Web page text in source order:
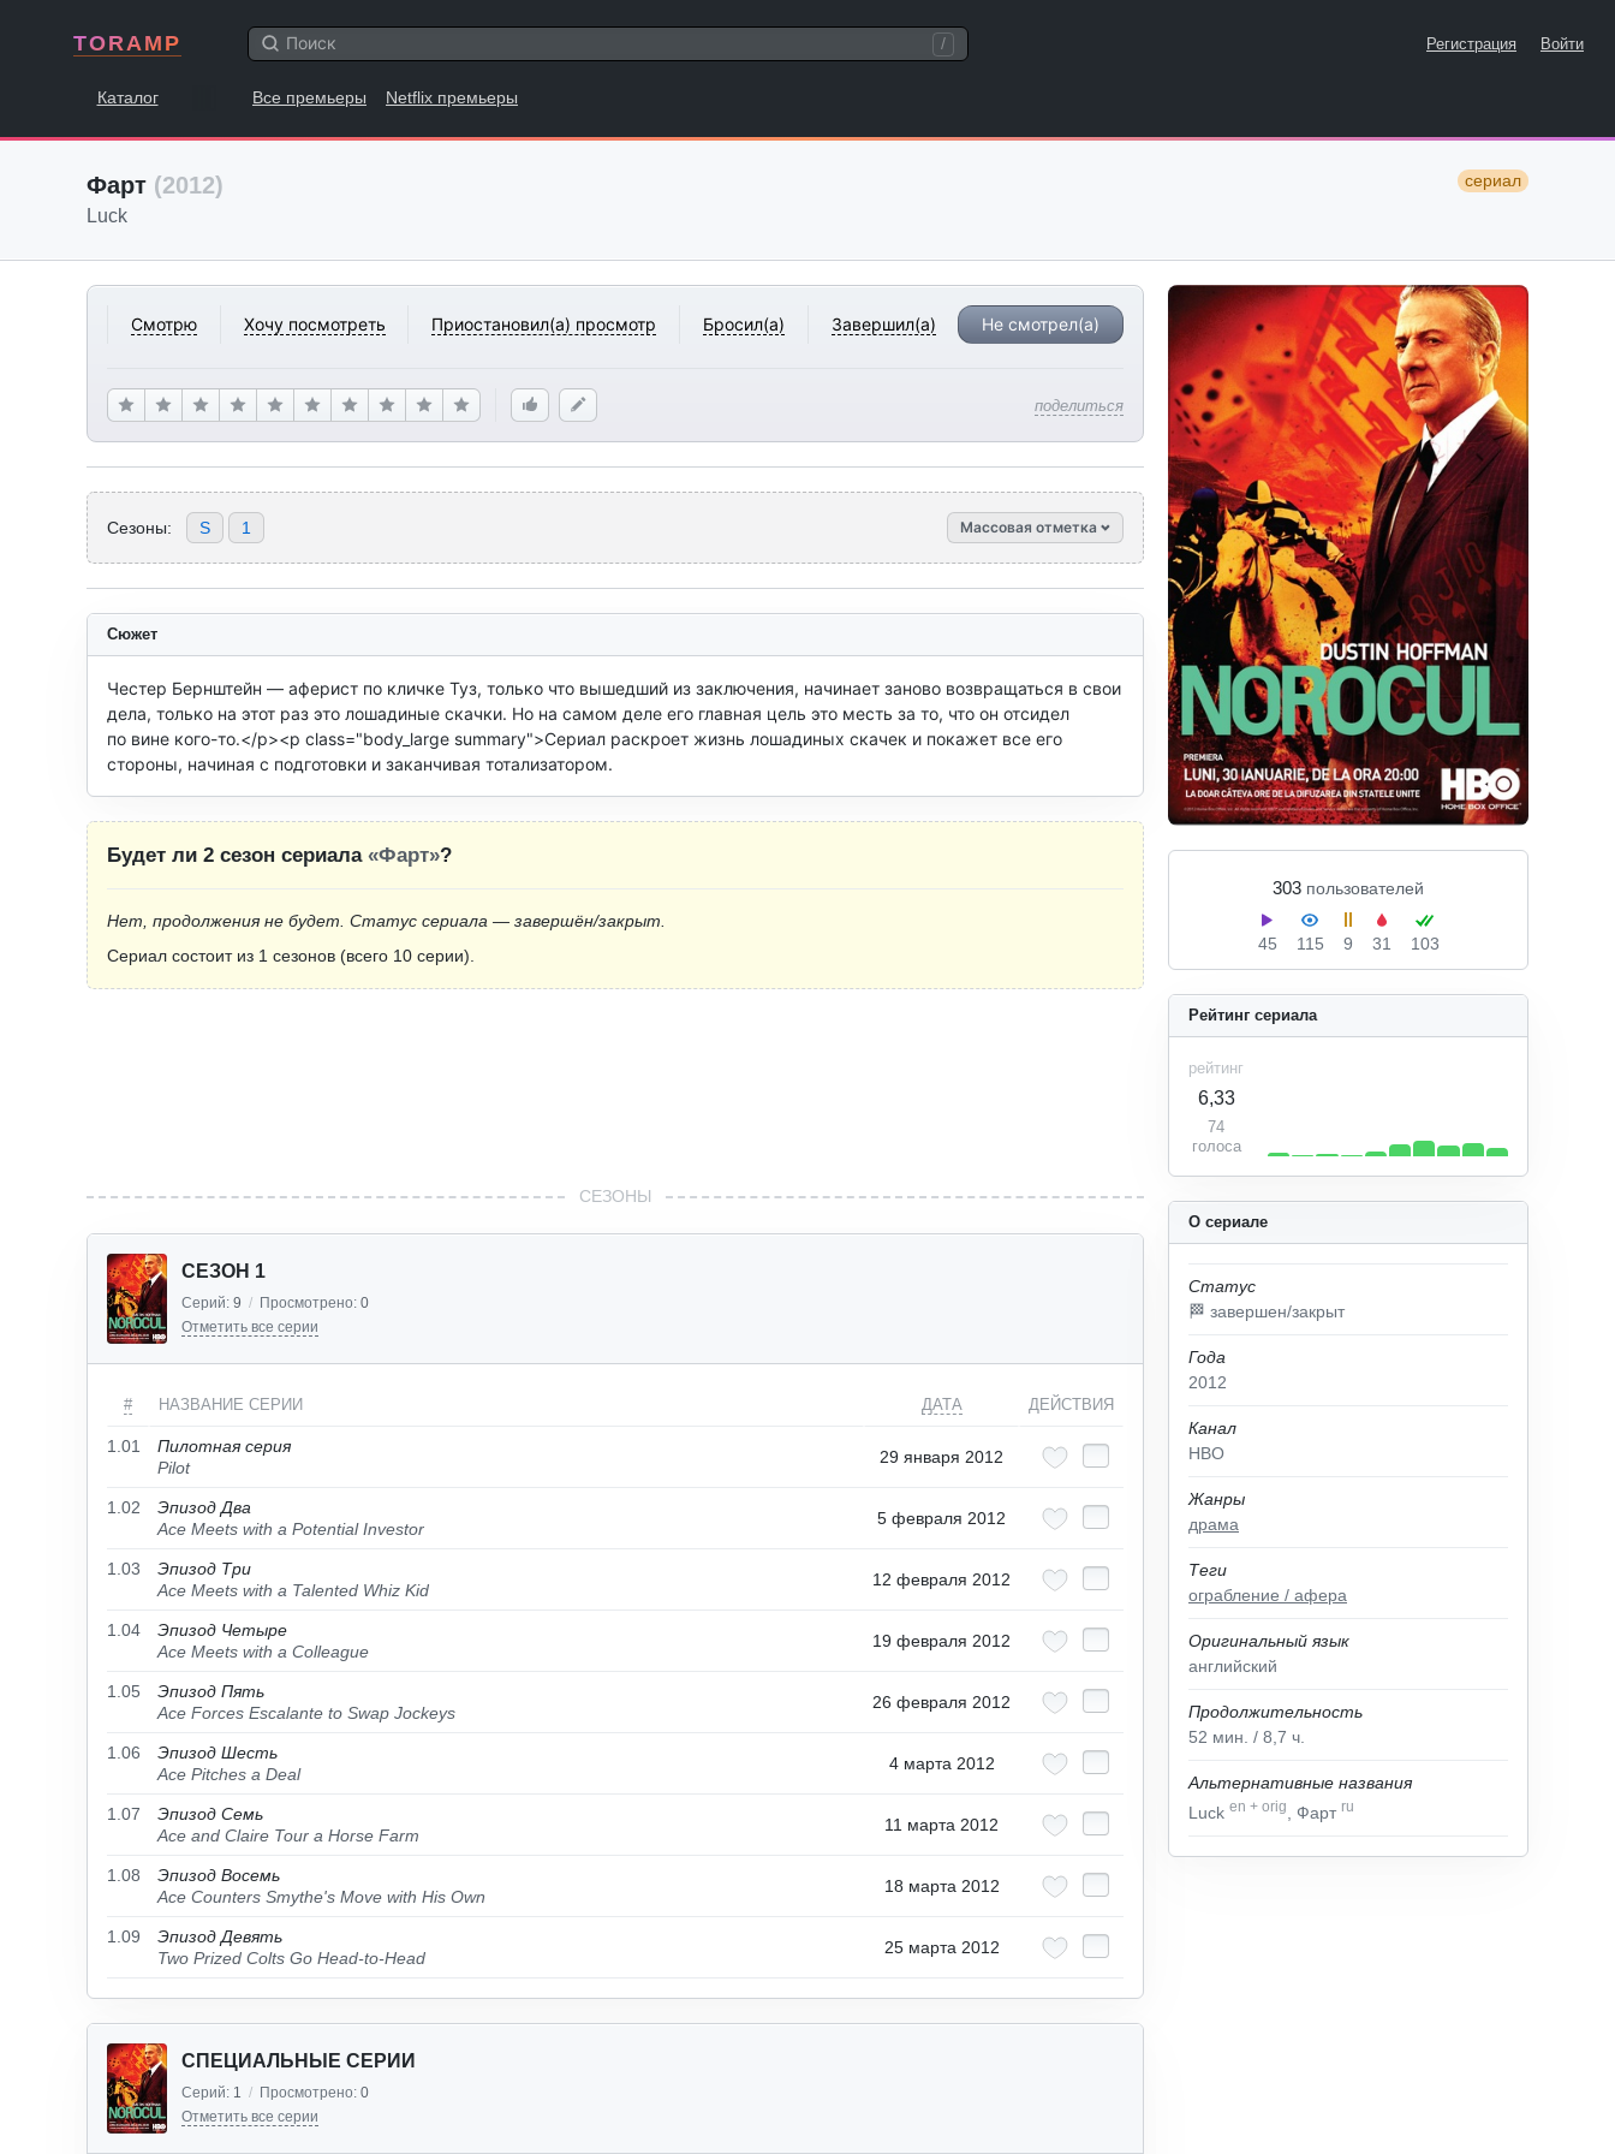
TORAMP / Регистрация Войти
Каталог Все премьеры Netflix премьеры
Фарт (2012) сериал
Luck
Смотрю Хочу посмотреть Приостановил(а) просмотр Бросил(а) Завершил(а) Не смотрел(а)
поделиться
303 пользователей
45 115 9 31 103
Сезоны: S 1 Массовая отметка
О сериале
Статус
🏁 завершен/закрыт
Года
2012
Канал
HBO
Жанры
драма
Теги
ограбление / афера
Оригинальный язык
английский
Продолжительность
52 мин. / 8,7 ч.
Альтернативные названия
Luck en + orig , Фарт ru
Рейтинг сериала
рейтинг
6,33
74
голоса
Сюжет
Честер Бернштейн — аферист по кличке Туз, только что вышедший из заключения, начинает заново возвращаться в свои
дела, только на этот раз это лошадиные скачки. Но на самом деле его главная цель это месть за то, что он отсидел
по вине кого-то.</p><p class="body_large summary">Сериал раскроет жизнь лошадиных скачек и покажет все его
стороны, начиная с подготовки и заканчивая тотализатором.
Будет ли 2 сезон сериала «Фарт»?
Нет, продолжения не будет. Статус сериала — завершён/закрыт.
Сериал состоит из 1 сезонов (всего 10 серии).
СЕЗОНЫ
СЕЗОН 1
Серий: 9 / Просмотрено: 0
Отметить все серии
# НАЗВАНИЕ СЕРИИ ДАТА ДЕЙСТВИЯ
1.01
Пилотная серия
Pilot
29 января 2012
1.02
Эпизод Два
Ace Meets with a Potential Investor
5 февраля 2012
1.03
Эпизод Три
Ace Meets with a Talented Whiz Kid
12 февраля 2012
1.04
Эпизод Четыре
Ace Meets with a Colleague
19 февраля 2012
1.05
Эпизод Пять
Ace Forces Escalante to Swap Jockeys
26 февраля 2012
1.06
Эпизод Шесть
Ace Pitches a Deal
4 марта 2012
1.07
Эпизод Семь
Ace and Claire Tour a Horse Farm
11 марта 2012
1.08
Эпизод Восемь
Ace Counters Smythe's Move with His Own
18 марта 2012
1.09
Эпизод Девять
Two Prized Colts Go Head-to-Head
25 марта 2012
СПЕЦИАЛЬНЫЕ СЕРИИ
Серий: 1 / Просмотрено: 0
Отметить все серии